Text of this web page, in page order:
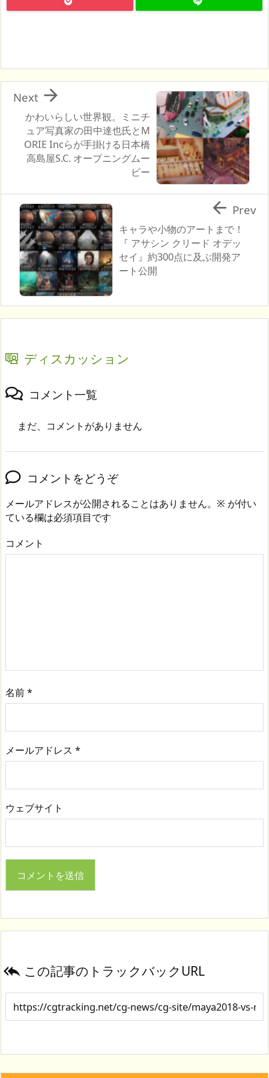
かわいらしい世界観。ミニチ
ュア写真家の田中達也氏とM
ORIE Incらが手掛ける日本橋
高島屋S.C. オープニングムー
ビー

Next
キャラや小物のアートまで！
『 アサシン クリード オデッ
セイ』約300点に及ぶ開発ア
ート公開
 Prev
ディスカッション
コメント一覧
まだ、コメントがありません
コメントをどうぞ
メールアドレスが公開されることはありません。 ※ が付い
ている欄は必須項目です
コメント
名前*
メールアドレス *
ウェブサイト
 この記事のトラックバックURL